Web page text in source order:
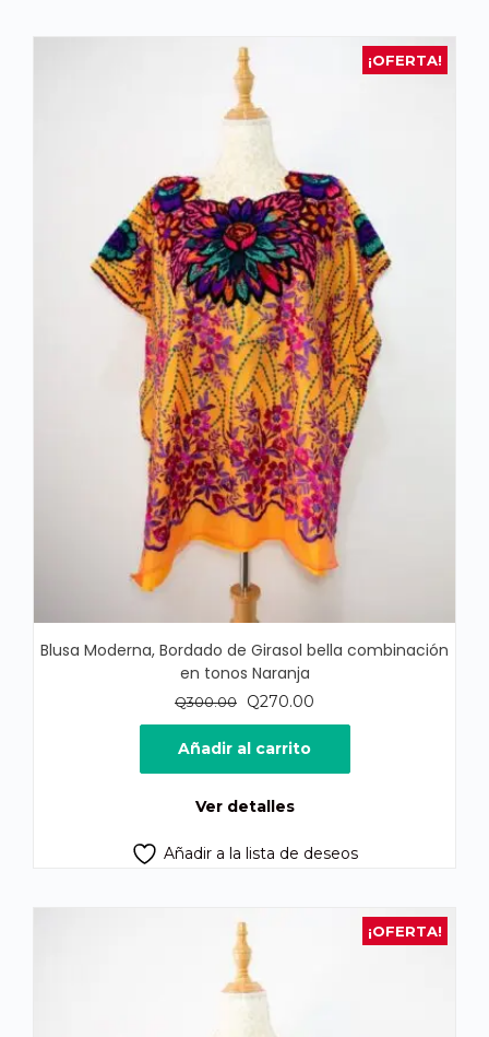
¡OFERTA!
Blusa Moderna, Bordado de Girasol bella combinación
en tonos Naranja
Q300.00
El
precio
original
era:
Q270.00
precio
es:
Añadir al carrito
Ver detalles
Añadir a la lista de deseos
¡OFERTA!